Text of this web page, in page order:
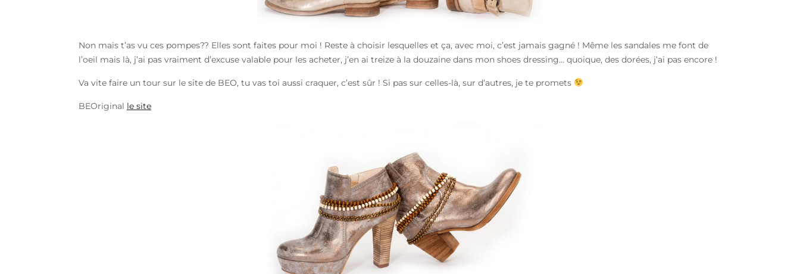
Non mais t’as vu ces pompes?? Elles sont faites pour moi ! Reste à choisir lesquelles et ça, avec moi, c’est jamais gagné ! Même les sandales me font de
l’oeil mais là, j’ai pas vraiment d’excuse valable pour les acheter, j’en ai treize à la douzaine dans mon shoes dressing… quoique, des dorées, j’ai pas encore !
Va vite faire un tour sur le site de BEO, tu vas toi aussi craquer, c’est sûr ! Si pas sur celles-là, sur d’autres, je te promets
BEOriginal le site